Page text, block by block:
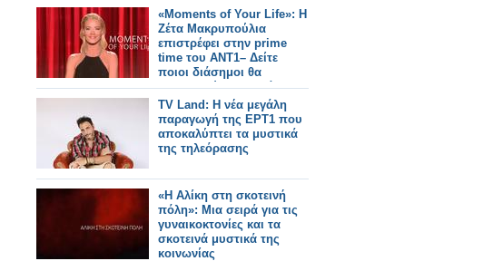
«Moments of Your Life»: Η
Ζέτα Μακρυπούλια
επιστρέφει στην prime
time του ΑΝΤ1– Δείτε
ποιοι διάσημοι θα
μοιραστούν μυστικά της
ζωής τους!
TV Land: Η νέα μεγάλη
παραγωγή της ΕΡΤ1 που
αποκαλύπτει τα μυστικά
της τηλεόρασης
«Η Αλίκη στη σκοτεινή
πόλη»: Μια σειρά για τις
γυναικοκτονίες και τα
σκοτεινά μυστικά της
κοινωνίας